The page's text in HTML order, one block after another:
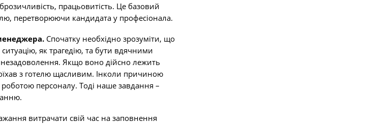
працьовитість. Це базовий
перетворюючи кандидата у професіонала.
Спочатку необхідно зрозуміти, що
як трагедію, та бути вдячними
Якщо воно дійсно лежить
з готелю щасливим. Інколи причиною
персоналу. Тоді наше завдання –
витрачати свій час на заповнення